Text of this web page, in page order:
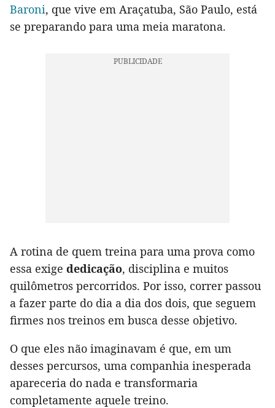
Baroni, que vive em Araçatuba, São Paulo, está
se preparando para uma meia maratona.
A rotina de quem treina para uma prova como
essa exige dedicação, disciplina e muitos
quilômetros percorridos. Por isso, correr passou
a fazer parte do dia a dia dos dois, que seguem
firmes nos treinos em busca desse objetivo.
O que eles não imaginavam é que, em um
desses percursos, uma companhia inesperada
apareceria do nada e transformaria
completamente aquele treino.